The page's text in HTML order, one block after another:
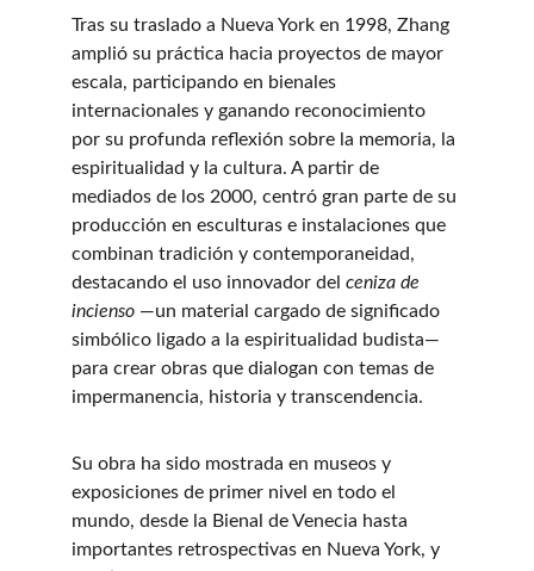
Tras su traslado a Nueva York en 1998, Zhang
amplió su práctica hacia proyectos de mayor
escala, participando en bienales
internacionales y ganando reconocimiento
por su profunda reflexión sobre la memoria, la
espiritualidad y la cultura. A partir de
mediados de los 2000, centró gran parte de su
producción en esculturas e instalaciones que
combinan tradición y contemporaneidad,
destacando el uso innovador del ceniza de
incienso —un material cargado de significado
simbólico ligado a la espiritualidad budista—
para crear obras que dialogan con temas de
impermanencia, historia y transcendencia.
Su obra ha sido mostrada en museos y
exposiciones de primer nivel en todo el
mundo, desde la Bienal de Venecia hasta
importantes retrospectivas en Nueva York, y